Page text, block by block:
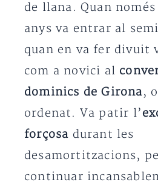
de llana. Quan
anys va entrar al
quan en va fer divuit
com a novici al
dominics de Girona,
ordenat. Va patir l’
forçosa durant les
desamortitzacions,
continuar